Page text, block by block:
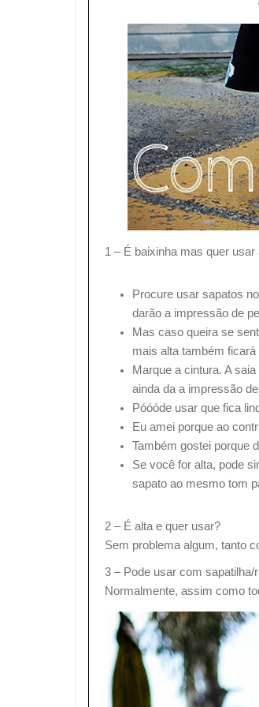
1 – É baixinha mas quer usar
Procure usar sapatos
darão a impressão de
Mas caso queira se
mais alta também ficará
Marque a cintura. A
ainda da a impressão
Póóóde usar que fica
Eu amei porque ao
Também gostei porque
Se você for alta, pode
sapato ao mesmo tom
2 – É alta e quer usar?
Sem problema algum, tanto
3 – Pode usar com sapatilha/
Normalmente, assim como